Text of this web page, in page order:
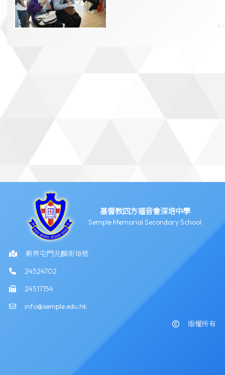
基督教四方福音會深培中學
Semple Memorial Secondary School
新界屯門兆麟街18號
24524702
24517154
info@semple.edu.hk
版權所有